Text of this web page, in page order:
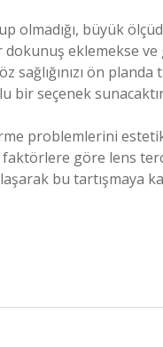
olmadığı, büyük
eklemekse
sağlığınızı ön
bir seçenek
problemlerini
faktörlere göre lens
bu tartışmaya